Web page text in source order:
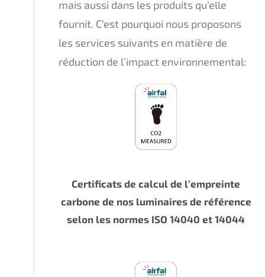
mais aussi dans les produits qu’elle
fournit. C’est pourquoi nous proposons
les services suivants en matière de
réduction de l’impact environnemental:
Certificats de calcul de l’empreinte
carbone de nos luminaires de référence
selon les normes ISO 14040 et 14044